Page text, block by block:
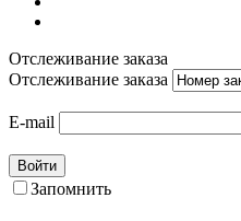
Отслеживание заказа
Отслеживание заказа
E-mail
Войти
Запомнить